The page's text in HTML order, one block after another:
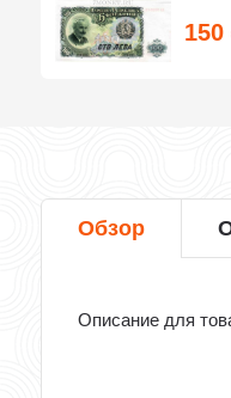
150
Обзор
Описание для